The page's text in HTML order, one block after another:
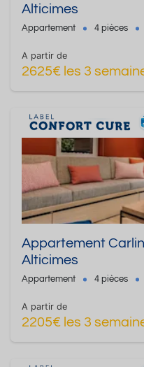
Alticimes
Appartement 4 pièces
A partir de
2625€ les 3
Appartement
Alticimes
Appartement 4 pièces
A partir de
2205€ les 3